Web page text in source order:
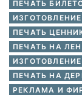
ПЕЧАТЬ
ПЕЧАТЬ
ПЕЧАТЬ НА
ПЕЧАТЬ НА
РЕКЛАМА И